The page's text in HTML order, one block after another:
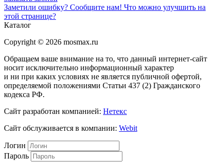
Заметили ошибку? Сообщите нам! Что можно улучшить на
этой странице?
Каталог
Copyright © 2026 mosmax.ru
Обращаем ваше внимание на то, что данный интернет-сайт
носит исключительно информационный характер
и ни при каких условиях не является публичной офертой,
определяемой положениями Статьи 437 (2) Гражданского
кодекса РФ.
Сайт разработан компанией: Нетекс
Сайт обслуживается в компании: Webit
Логин
Пароль